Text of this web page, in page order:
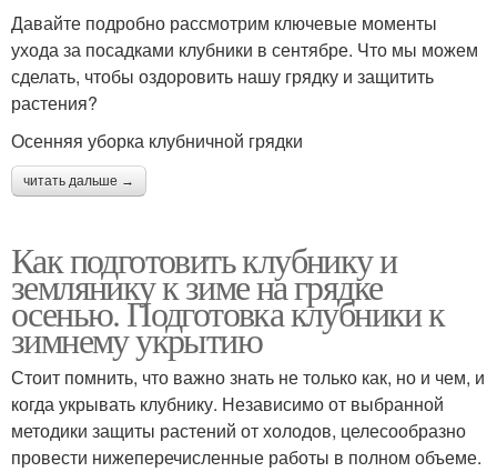
Давайте подробно рассмотрим ключевые моменты
ухода за посадками клубники в сентябре. Что мы можем
сделать, чтобы оздоровить нашу грядку и защитить
растения?
Осенняя уборка клубничной грядки
читать дальше →
Как подготовить клубнику и
землянику к зиме на грядке
осенью. Подготовка клубники к
зимнему укрытию
Стоит помнить, что важно знать не только как, но и чем, и
когда укрывать клубнику. Независимо от выбранной
методики защиты растений от холодов, целесообразно
провести нижеперечисленные работы в полном объеме.